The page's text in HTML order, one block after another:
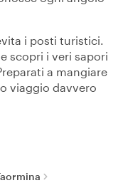
i posti turistici.
scopri i veri sapori
a mangiare
viaggio davvero